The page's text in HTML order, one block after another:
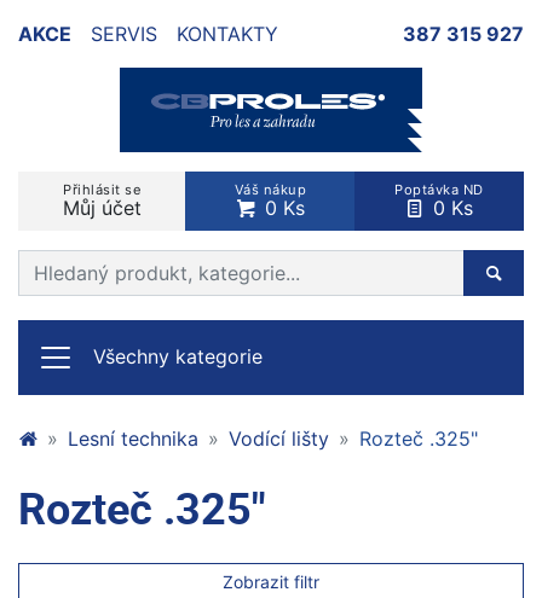
AKCE SERVIS KONTAKTY 387 315 927
Přihlásit se
Můj účet
Váš nákup
0 Ks
Poptávka ND
0 Ks
Prohledat web
Všechny kategorie
Lesní technika Vodící lišty Rozteč .325"
Rozteč .325"
Zobrazit filtr